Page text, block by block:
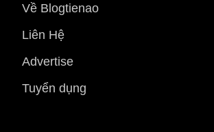
Về Blogtienao
Liên Hệ
Advertise
Tuyển dụng